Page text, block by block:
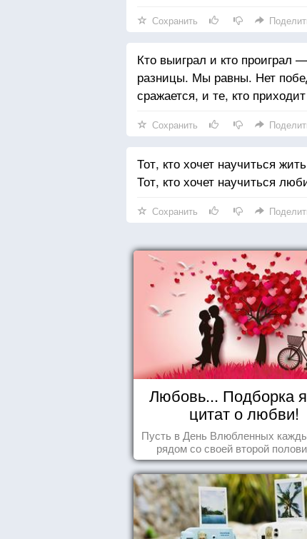
Сохранить
Кто выиграл и кто проиграл
разницы. Мы равны. Нет
сражается, и те, кто
Сохранить
Тот, кто хочет научиться
Тот, кто хочет научиться
Сохранить
Любовь... Подборка
цитат о любви!
Пусть в День Влюбленных
рядом со своей второй